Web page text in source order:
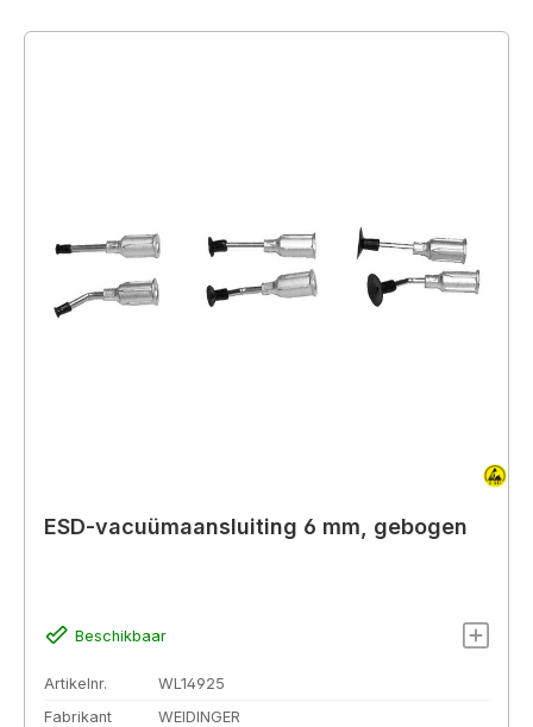
ESD-vacuümaansluiting 6 mm, gebogen
Beschikbaar
Artikelnr.
WL14925
Fabrikant
WEIDINGER